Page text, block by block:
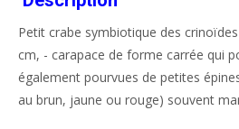
Petit crabe symbiotique des
cm, - carapace de forme carrée qui
également pourvues de petites
au brun, jaune ou rouge) souvent